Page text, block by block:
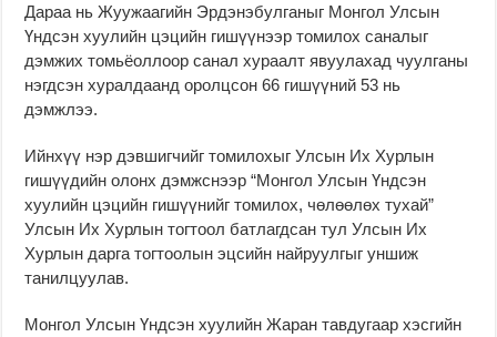
Дараа нь Жуужаагийн Эрдэнэбулганыг Монгол Улсын
Үндсэн хуулийн цэцийн гишүүнээр томилох саналыг
дэмжих томьёоллоор санал хураалт явуулахад чуулганы
нэгдсэн хуралдаанд оролцсон 66 гишүүний 53 нь
дэмжлээ.
Ийнхүү нэр дэвшигчийг томилохыг Улсын Их Хурлын
гишүүдийн олонх дэмжснээр “Монгол Улсын Үндсэн
хуулийн цэцийн гишүүнийг томилох, чөлөөлөх тухай”
Улсын Их Хурлын тогтоол батлагдсан тул Улсын Их
Хурлын дарга тогтоолын эцсийн найруулгыг уншиж
танилцуулав.
Монгол Улсын Үндсэн хуулийн Жаран тавдугаар хэсгийн